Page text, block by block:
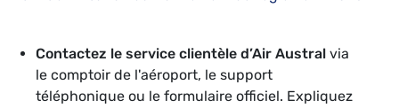
Contactez le service clientèle d’Air Austral via
le comptoir de l'aéroport, le support
téléphonique ou le formulaire officiel. Expliquez